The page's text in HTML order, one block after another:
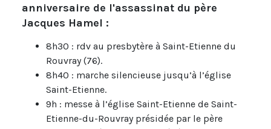
anniversaire de l'assassinat du père
Jacques Hamel :
8h30 : rdv au presbytère à Saint-Etienne du
Rouvray (76).
8h40 : marche silencieuse jusqu’à l’église
Saint-Etienne.
9h : messe à l’église Saint-Etienne de Saint-
Etienne-du-Rouvray présidée par le père